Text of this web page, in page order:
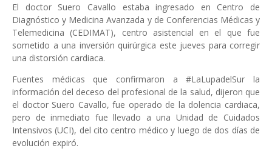
El doctor Suero Cavallo estaba ingresado en Centro de
Diagnóstico y Medicina Avanzada y de Conferencias Médicas y
Telemedicina (CEDIMAT), centro asistencial en el que fue
sometido a una inversión quirúrgica este jueves para corregir
una distorsión cardiaca.
Fuentes médicas que confirmaron a #LaLupadelSur la
información del deceso del profesional de la salud, dijeron que
el doctor Suero Cavallo, fue operado de la dolencia cardiaca,
pero de inmediato fue llevado a una Unidad de Cuidados
Intensivos (UCI), del cito centro médico y luego de dos días de
evolución expiró.